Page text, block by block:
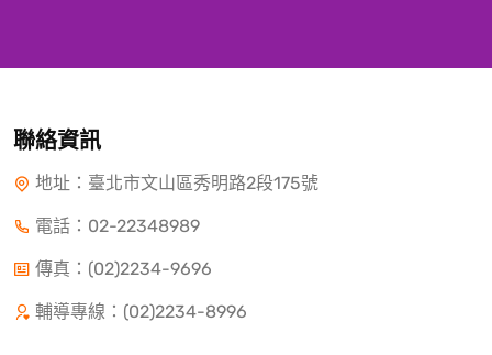
聯絡資訊
地址：臺北市文山區秀明路2段175號
電話： 02-22348989
傳真：(02)2234-9696
輔導專線：(02)2234-8996